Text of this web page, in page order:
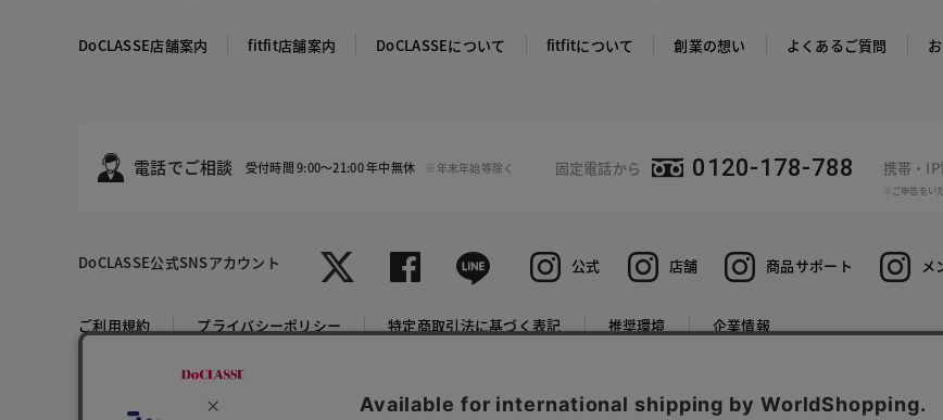
DoCLASSE店舗案内 fitfit店舗案内 DoCLASSEについて fitfitについて 創業の想い よくあるご質問
電話でご相談 受付時間 9:00～21:00 年中無休 ※年末年始等除く 固定電話から 0120-178-788 携帯・IP
※ご申告をい
DoCLASSE公式SNSアカウント 公式 店舗 商品サポート メ
ご利用規約 プライバシーポリシー 特定商取引法に基づく表記 推奨環境 企業情報